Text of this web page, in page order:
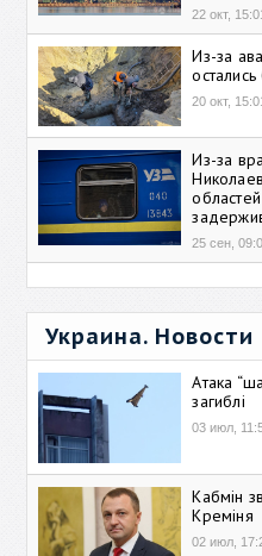
22 окт,
Из-за
20 окт,
Из-за
25 сен,
Украина. Новости
Атака
загиблі
03 июл,
Кабмін
Креміня
02 июл,